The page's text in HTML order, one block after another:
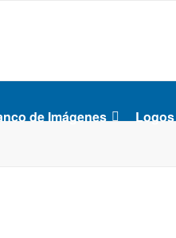
de Imágenes Logos